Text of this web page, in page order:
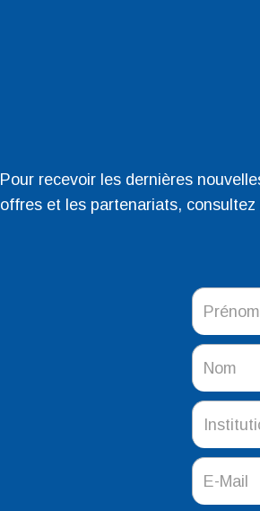
Pour recevoir les dernières
offres et les partenariats,